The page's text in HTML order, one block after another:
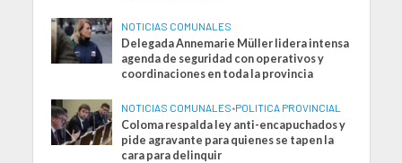
NOTICIAS COMUNALES
Delegada Annemarie Müller lidera intensa
agenda de seguridad con operativos y
coordinaciones en toda la provincia
NOTICIAS COMUNALES•POLITICA PROVINCIAL
Coloma respalda ley anti-encapuchados y
pide agravante para quienes se tapen la
cara para delinquir